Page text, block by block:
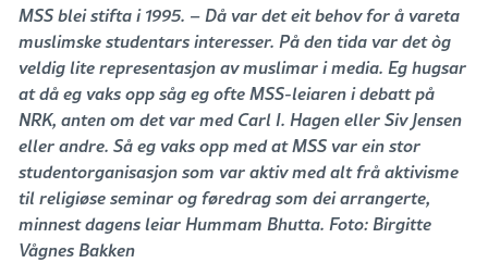
MSS blei stifta i 1995. – Då var det eit behov for å vareta
muslimske studentars interesser. På den tida var det òg
veldig lite representasjon av muslimar i media. Eg hugsar
at då eg vaks opp såg eg ofte MSS-leiaren i debatt på
NRK, anten om det var med Carl I. Hagen eller Siv Jensen
eller andre. Så eg vaks opp med at MSS var ein stor
studentorganisasjon som var aktiv med alt frå aktivisme
til religiøse seminar og føredrag som dei arrangerte,
minnest dagens leiar Hummam Bhutta. Foto: Birgitte
Vågnes Bakken